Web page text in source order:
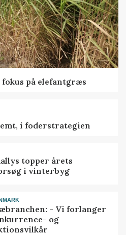
på elefantgræs
i foderstrategien
topper årets
i vinterbyg
- Vi forlanger
og